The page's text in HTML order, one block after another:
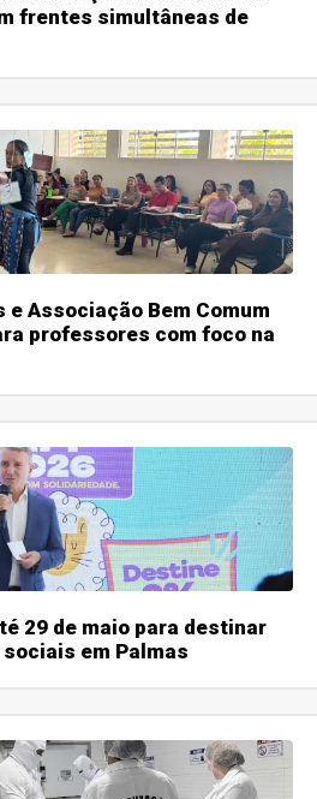
frentes simultâneas de
e Associação Bem Comum
professores com foco na
29 de maio para destinar
em Palmas